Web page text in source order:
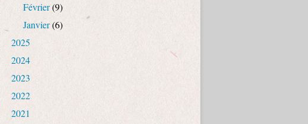
Février(9)
Janvier(6)
2025
2024
2023
2022
2021